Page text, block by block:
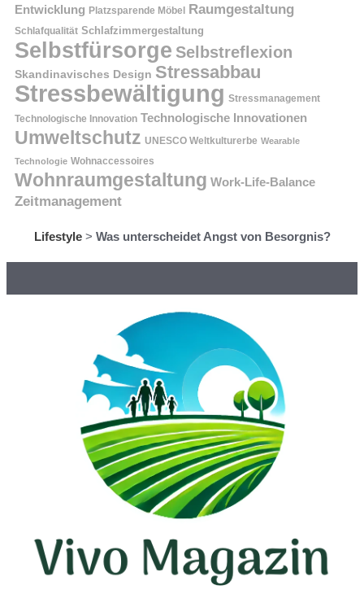
Entwicklung Platzsparende Möbel Raumgestaltung
Schlafqualität Schlafzimmergestaltung
Selbstfürsorge Selbstreflexion
Skandinavisches Design Stressabbau
Stressbewältigung Stressmanagement
Technologische Innovation Technologische Innovationen
Umweltschutz UNESCO Weltkulturerbe Wearable
Technologie Wohnaccessoires
Wohnraumgestaltung Work-Life-Balance
Zeitmanagement
Lifestyle> Was unterscheidet Angst von Besorgnis?